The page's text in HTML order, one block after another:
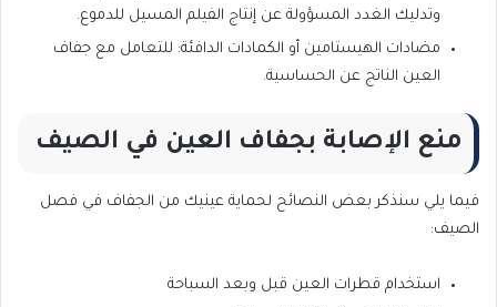
وتدليك الغدد المسؤولة عن إنتاج الفيلم المسيل للدموع.
مضادات الهيستامين أو الكمادات الدافئة: للتعامل مع جفاف
العين الناتج عن الحساسية.
منع الإصابة بجفاف العين في الصيف
فيما يلي سنذكر بعض النصائح لحماية عينيك من الجفاف في فصل
الصيف:
استخدام قطرات العين قبل وبعد السباحة